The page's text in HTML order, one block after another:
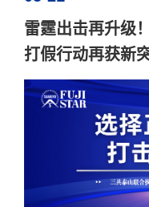
雷霆出击再升级
打假行动再获新